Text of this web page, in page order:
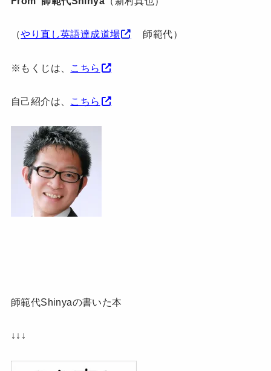
（やり直し英語達成道場 師範代）
※もくじは、 こちら
自己紹介は、 こちら
師範代Shinyaの書いた本
↓↓↓